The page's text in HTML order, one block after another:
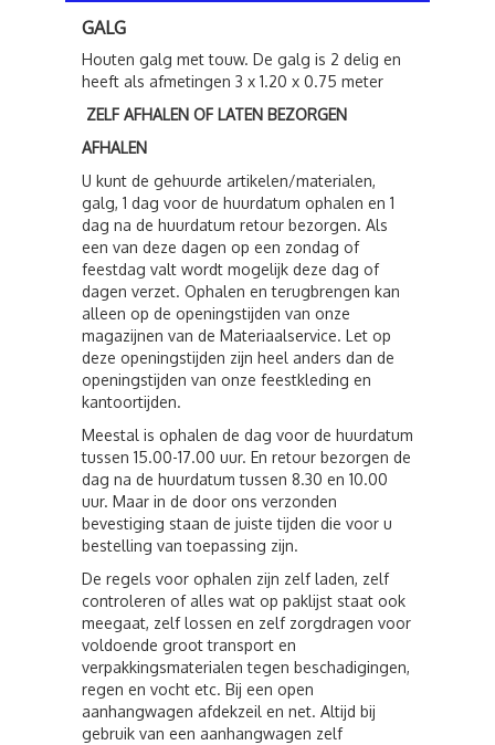
GALG
Houten galg met touw. De galg is 2 delig en
heeft als afmetingen 3 x 1.20 x 0.75 meter
ZELF AFHALEN OF LATEN BEZORGEN
AFHALEN
U kunt de gehuurde artikelen/materialen,
galg, 1 dag voor de huurdatum ophalen en 1
dag na de huurdatum retour bezorgen. Als
een van deze dagen op een zondag of
feestdag valt wordt mogelijk deze dag of
dagen verzet. Ophalen en terugbrengen kan
alleen op de openingstijden van onze
magazijnen van de Materiaalservice. Let op
deze openingstijden zijn heel anders dan de
openingstijden van onze feestkleding en
kantoortijden.
Meestal is ophalen de dag voor de huurdatum
tussen 15.00-17.00 uur. En retour bezorgen de
dag na de huurdatum tussen 8.30 en 10.00
uur. Maar in de door ons verzonden
bevestiging staan de juiste tijden die voor u
bestelling van toepassing zijn.
De regels voor ophalen zijn zelf laden, zelf
controleren of alles wat op paklijst staat ook
meegaat, zelf lossen en zelf zorgdragen voor
voldoende groot transport en
verpakkingsmaterialen tegen beschadigingen,
regen en vocht etc. Bij een open
aanhangwagen afdekzeil en net. Altijd bij
gebruik van een aanhangwagen zelf